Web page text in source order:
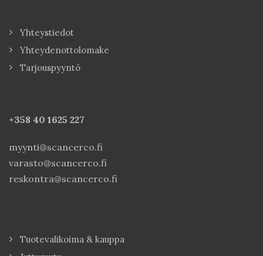
Yhteystiedot
Yhteydenottolomake
Tarjouspyyntö
+358 40 1625 227
myynti@scancerco.fi
varasto@scancerco.fi
reskontra@scancerco.fi
Tuotevalikoima & kauppa